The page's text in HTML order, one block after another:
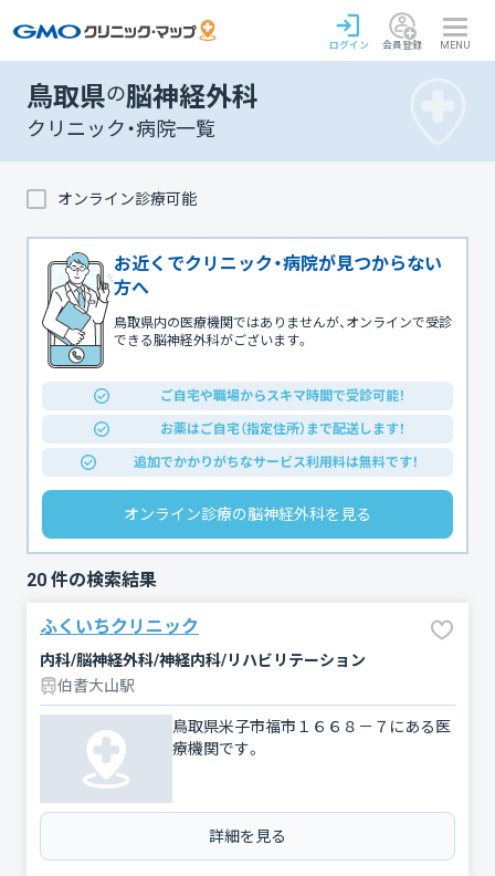
ログイン 会員登録 MENU
鳥取県の脳神経外科
クリニック・病院一覧
オンライン診療可能
お近くでクリニック・病院が見つからない
方へ
鳥取県内の医療機関ではありませんが、オンラインで受診
できる脳神経外科がございます。
ご自宅や職場からスキマ時間で受診可能！
お薬はご自宅（指定住所）まで配送します！
追加でかかりがちなサービス利用料は無料です！
オンライン診療の脳神経外科を見る
20 件の検索結果
ふくいちクリニック
内科/脳神経外科/神経内科/リハビリテーション
伯耆大山駅
鳥取県米子市福市１６６８－７にある医
療機関です。
詳細を見る